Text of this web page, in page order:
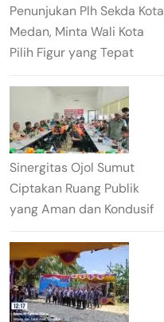
Penunjukan Plh Sekda Kota
Medan, Minta Wali Kota
Pilih Figur yang Tepat
Sinergitas Ojol Sumut
Ciptakan Ruang Publik
yang Aman dan Kondusif